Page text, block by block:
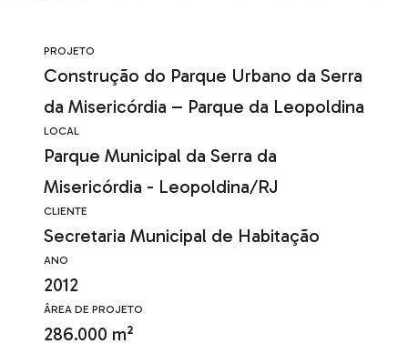
PROJETO
Construção do Parque Urbano da Serra
da Misericórdia – Parque da Leopoldina
LOCAL
Parque Municipal da Serra da
Misericórdia - Leopoldina/RJ
CLIENTE
Secretaria Municipal de Habitação
ANO
2012
ÂREA DE PROJETO
286.000 m²